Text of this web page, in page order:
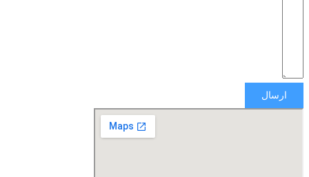
ارسال